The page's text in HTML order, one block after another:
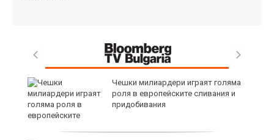
Чешки милиардери играят голяма
роля в европейските сливания и
придобивания